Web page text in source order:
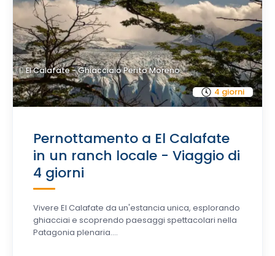
4 giorni
El Calafate - Ghiacciaio Perito Moreno
Pernottamento a El Calafate
in un ranch locale - Viaggio di
4 giorni
Vivere El Calafate da un'estancia unica, esplorando
ghiacciai e scoprendo paesaggi spettacolari nella
Patagonia plenaria....